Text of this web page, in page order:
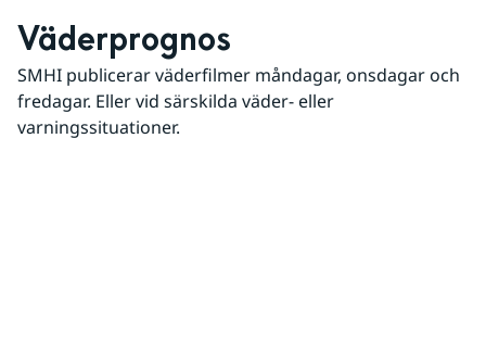
Väderprognos
SMHI publicerar väderfilmer måndagar, onsdagar och
fredagar. Eller vid särskilda väder- eller
varningssituationer.